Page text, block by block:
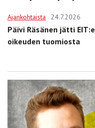
Ajankohtaista 24.7.2026
Päivi Räsänen jätti
oikeuden tuomiosta